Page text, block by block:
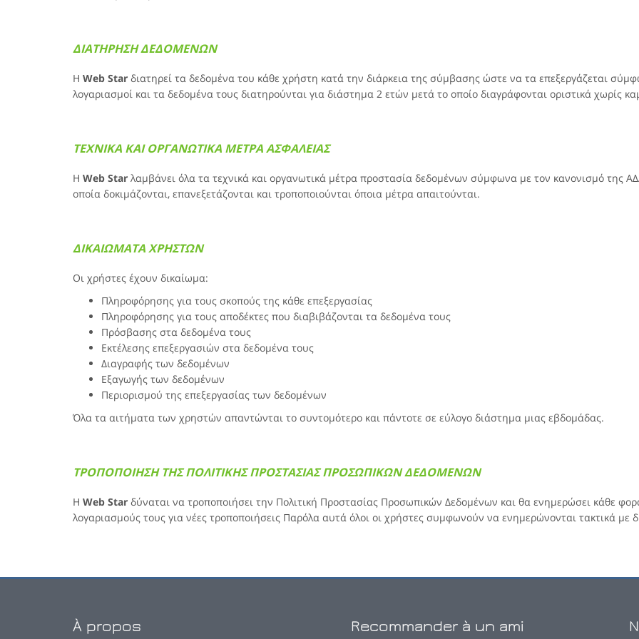
ΔΙΑΤΗΡΗΣΗ ΔΕΔΟΜΕΝΩΝ
H Web Star διατηρεί τα δεδομένα του κάθε χρήστη κατά την διάρκεια της σύμβασης ώστε να τα επεξεργάζεται
λογαριασμοί και τα δεδομένα τους διατηρούνται για διάστημα 2 ετών μετά το οποίο διαγράφονται οριστικά χωρίς
ΤΕΧΝΙΚΑ ΚΑΙ ΟΡΓΑΝΩΤΙΚΑ ΜΕΤΡΑ ΑΣΦΑΛΕΙΑΣ
Η Web Star λαμβάνει όλα τα τεχνικά και οργανωτικά μέτρα προστασία δεδομένων σύμφωνα με τον κανονισμό της
οποία δοκιμάζονται, επανεξετάζονται και τροποποιούνται όποια μέτρα απαιτούνται.
ΔΙΚΑΙΩΜΑΤΑ ΧΡΗΣΤΩΝ
Οι χρήστες έχουν δικαίωμα:
Πληροφόρησης για τους σκοπούς της κάθε επεξεργασίας
Πληροφόρησης για τους αποδέκτες που διαβιβάζονται τα δεδομένα τους
Πρόσβασης στα δεδομένα τους
Εκτέλεσης επεξεργασιών στα δεδομένα τους
Διαγραφής των δεδομένων
Εξαγωγής των δεδομένων
Περιορισμού της επεξεργασίας των δεδομένων
Όλα τα αιτήματα των χρηστών απαντώνται το συντομότερο και πάντοτε σε εύλογο διάστημα μιας εβδομάδας.
ΤΡΟΠΟΠΟΙΗΣΗ ΤΗΣ ΠΟΛΙΤΙΚΗΣ ΠΡΟΣΤΑΣΙΑΣ ΠΡΟΣΩΠΙΚΩΝ ΔΕΔΟΜΕΝΩΝ
H Web Star δύναται να τροποποιήσει την Πολιτική Προστασίας Προσωπικών Δεδομένων και θα ενημερώσει κάθε
λογαριασμούς τους για νέες τροποποιήσεις Παρόλα αυτά όλοι οι χρήστες συμφωνούν να ενημερώνονται τακτικά με
À propos Recommander à un ami